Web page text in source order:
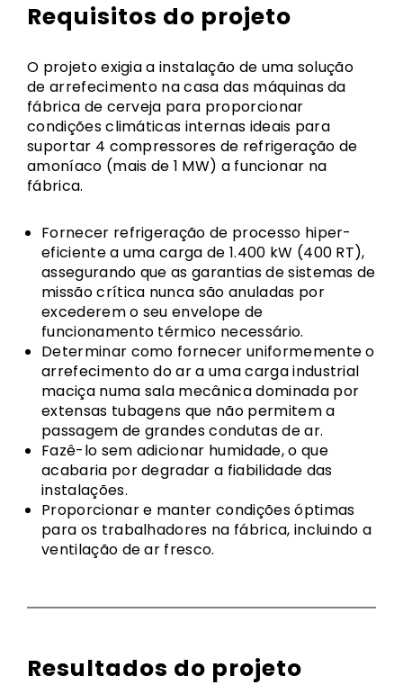
Requisitos do projeto
O projeto exigia a instalação de uma solução
de arrefecimento na casa das máquinas da
fábrica de cerveja para proporcionar
condições climáticas internas ideais para
suportar 4 compressores de refrigeração de
amoníaco (mais de 1 MW) a funcionar na
fábrica.
Fornecer refrigeração de processo hiper-
eficiente a uma carga de 1.400 kW (400 RT),
assegurando que as garantias de sistemas de
missão crítica nunca são anuladas por
excederem o seu envelope de
funcionamento térmico necessário.
Determinar como fornecer uniformemente o
arrefecimento do ar a uma carga industrial
maciça numa sala mecânica dominada por
extensas tubagens que não permitem a
passagem de grandes condutas de ar.
Fazê-lo sem adicionar humidade, o que
acabaria por degradar a fiabilidade das
instalações.
Proporcionar e manter condições óptimas
para os trabalhadores na fábrica, incluindo a
ventilação de ar fresco.
Resultados do projeto